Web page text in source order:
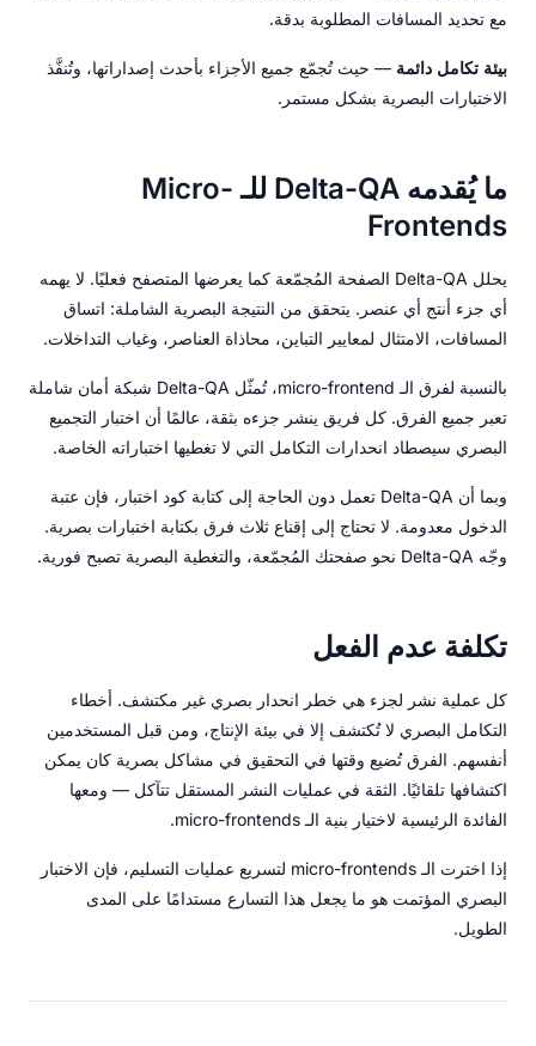
مع تحديد المسافات المطلوبة بدقة.
بيئة تكامل دائمة — حيث تُجمّع جميع الأجزاء بأحدث إصداراتها، وتُنفَّذ
الاختبارات البصرية بشكل مستمر.
ما يُقدمه Delta-QA للـ Micro-
Frontends
يحلل Delta-QA الصفحة المُجمّعة كما يعرضها المتصفح فعليًا. لا يهمه
أي جزء أنتج أي عنصر. يتحقق من النتيجة البصرية الشاملة: اتساق
المسافات، الامتثال لمعايير التباين، محاذاة العناصر، وغياب التداخلات.
بالنسبة لفرق الـ micro-frontend، تُمثّل Delta-QA شبكة أمان شاملة
تعبر جميع الفرق. كل فريق ينشر جزءه بثقة، عالمًا أن اختبار التجميع
البصري سيصطاد انحدارات التكامل التي لا تغطيها اختباراته الخاصة.
وبما أن Delta-QA تعمل دون الحاجة إلى كتابة كود اختبار، فإن عتبة
الدخول معدومة. لا تحتاج إلى إقناع ثلاث فرق بكتابة اختبارات بصرية.
وجّه Delta-QA نحو صفحتك المُجمّعة، والتغطية البصرية تصبح فورية.
تكلفة عدم الفعل
كل عملية نشر لجزء هي خطر انحدار بصري غير مكتشف. أخطاء
التكامل البصري لا تُكتشف إلا في بيئة الإنتاج، ومن قبل المستخدمين
أنفسهم. الفرق تُضيع وقتها في التحقيق في مشاكل بصرية كان يمكن
اكتشافها تلقائيًا. الثقة في عمليات النشر المستقل تتآكل — ومعها
الفائدة الرئيسية لاختيار بنية الـ micro-frontends.
إذا اخترت الـ micro-frontends لتسريع عمليات التسليم، فإن الاختبار
البصري المؤتمت هو ما يجعل هذا التسارع مستدامًا على المدى
الطويل.